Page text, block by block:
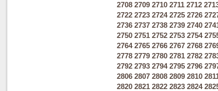
2708 2709 2710 2711 2712
2722 2723 2724 2725 2726
2736 2737 2738 2739 2740
2750 2751 2752 2753 2754
2764 2765 2766 2767 2768
2778 2779 2780 2781 2782
2792 2793 2794 2795 2796
2806 2807 2808 2809 2810
2820 2821 2822 2823 2824